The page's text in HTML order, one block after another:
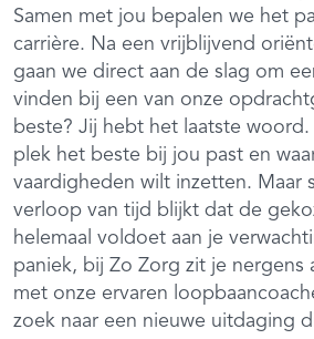
Samen met jou bepalen we het
carrière. Na een vrijblijvend
gaan we direct aan de slag om
vinden bij een van onze
beste? Jij hebt het laatste
plek het beste bij jou past en
vaardigheden wilt inzetten. Maar
verloop van tijd blijkt dat de
helemaal voldoet aan je
paniek, bij Zo Zorg zit je nergens
met onze ervaren
zoek naar een nieuwe uitdaging